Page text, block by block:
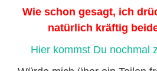
Wie schon gesagt, ich
natürlich kräftig
Hier kommst Du nochmal